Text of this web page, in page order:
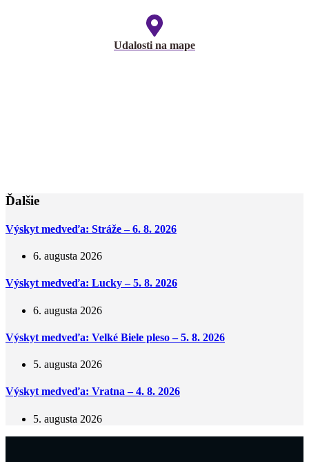
Udalosti na mape
Ďalšie
Výskyt medveďa: Stráže – 6. 8. 2026
6. augusta 2026
Výskyt medveďa: Lucky – 5. 8. 2026
6. augusta 2026
Výskyt medveďa: Velké Biele pleso – 5. 8. 2026
5. augusta 2026
Výskyt medveďa: Vratna – 4. 8. 2026
5. augusta 2026